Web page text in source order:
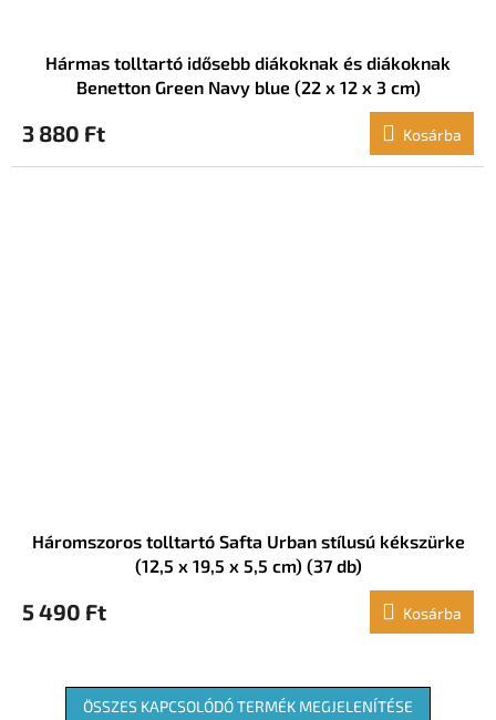
Hármas tolltartó idősebb diákoknak és diákoknak
Benetton Green Navy blue (22 x 12 x 3 cm)
3 880 Ft Kosárba
Háromszoros tolltartó Safta Urban stílusú kékszürke
(12,5 x 19,5 x 5,5 cm) (37 db)
5 490 Ft Kosárba
ÖSSZES KAPCSOLÓDÓ TERMÉK MEGJELENÍTÉSE